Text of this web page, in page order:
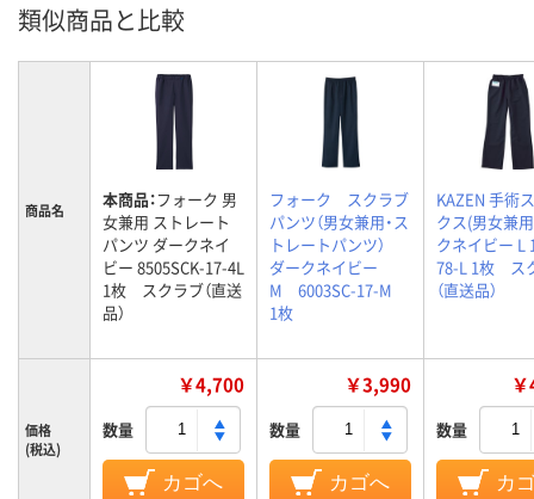
類似商品と比較
商品名 本商品：フォーク 男
女兼用 ストレート
パンツ ダークネイ
ビー 8505SCK-17-4L
1枚 スクラブ（直送
品）
フォーク スクラブ
パンツ（男女兼用・ス
トレートパンツ）
ダークネイビー
M 6003SC-17-M
1枚
KAZEN 手術
クス(男女兼
クネイビー L
78-L 1枚 ス
（直送品）
価格
(税込)
￥4,700
数量
カゴへ
￥3,990
数量
カゴへ
数量
カ